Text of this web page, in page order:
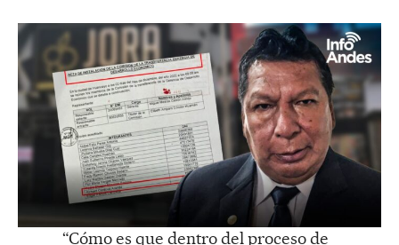
“Cómo es que dentro del proceso de